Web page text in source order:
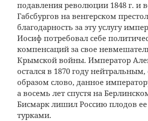
подавления революции 1848 г. и
Габсбургов на венгерском
благодарность за эту услугу
Иосиф потребовал себе
компенсаций за свое
Крымской войны. Император
остался в 1870 году
образом слово, данное
а восемь лет спустя на
Бисмарк лишил Россию плодов
турками.